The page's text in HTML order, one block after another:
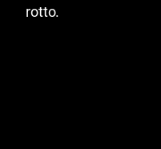
rotto.